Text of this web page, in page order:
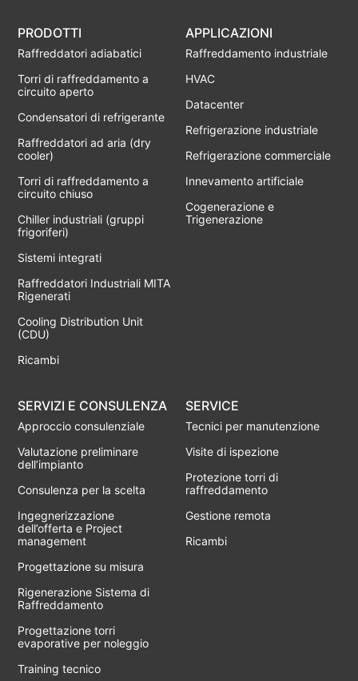
PRODOTTI
Raffreddatori adiabatici
Torri di raffreddamento a
circuito aperto
Condensatori di refrigerante
Raffreddatori ad aria (dry
cooler)
Torri di raffreddamento a
circuito chiuso
Chiller industriali (gruppi
frigoriferi)
Sistemi integrati
Raffreddatori Industriali MITA
Rigenerati
Cooling Distribution Unit
(CDU)
Ricambi
APPLICAZIONI
Raffreddamento industriale
HVAC
Datacenter
Refrigerazione industriale
Refrigerazione commerciale
Innevamento artificiale
Cogenerazione e
Trigenerazione
SERVIZI E CONSULENZA
Approccio consulenziale
Valutazione preliminare
dell’impianto
Consulenza per la scelta
Ingegnerizzazione
dell’offerta e Project
management
Progettazione su misura
Rigenerazione Sistema di
Raffreddamento
Progettazione torri
evaporative per noleggio
Training tecnico
SERVICE
Tecnici per manutenzione
Visite di ispezione
Protezione torri di
raffreddamento
Gestione remota
Ricambi